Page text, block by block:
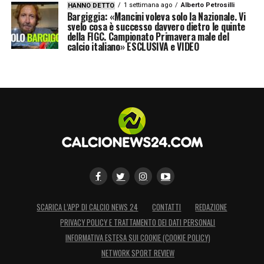
HANNO DETTO 1 settimana ago Alberto Petrosilli
Bargiggia: «Mancini voleva solo la Nazionale. Vi
svelo cosa è successo davvero dietro le quinte
della FIGC. Campionato Primavera male del
calcio italiano» ESCLUSIVA e VIDEO
SCARICA L’APP DI CALCIO NEWS 24 CONTATTI
REDAZIONE
PRIVACY POLICY E TRATTAMENTO DEI DATI PERSONALI
INFORMATIVA ESTESA SUI COOKIE (COOKIE POLICY)
NETWORK SPORT REVIEW